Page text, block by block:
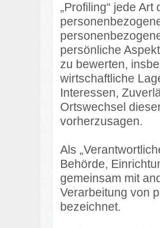
„Profiling“ jede
persönliche
zu bewerten,
wirtschaftliche
Interessen,
Ortswechsel
vorherzusagen.
Als
Behörde,
gemeinsam mit
Verarbeitung von
bezeichnet.